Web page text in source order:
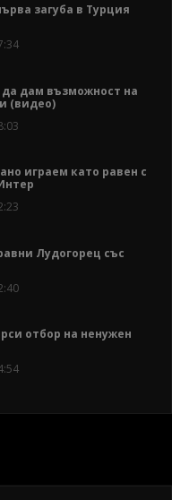
загуба в Турция
дам възможност на
(видео)
играем като равен с
Лудогорец със
отбор на ненужен